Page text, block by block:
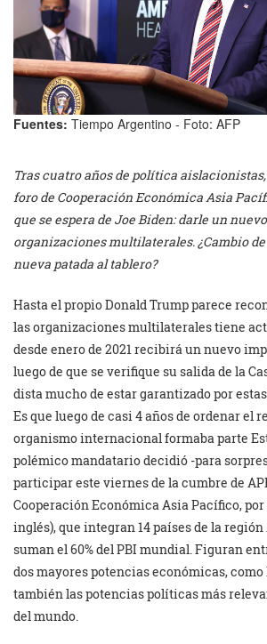
Fuentes: Tiempo Argentino - Foto: AFP
Tras cuatro años de política
foro de Cooperación Económica Asia
que se espera de Joe Biden: darle un
organizaciones multilaterales. ¿Cambio
nueva patada al tablero?
Hasta el propio Donald Trump parece
las organizaciones multilaterales tiene
desde enero de 2021 recibirá un nuevo
luego de que se verifique su salida de la
dista mucho de estar garantizado por
Es que luego de casi 4 años de ordenar el
organismo internacional formaba parte
polémico mandatario decidió -para
participar este viernes de la cumbre de
Cooperación Económica Asia Pacífico,
inglés), que integran 14 países de la
suman el 60% del PBI mundial. Figuran
dos mayores potencias económicas, como
también las potencias políticas más
del mundo.